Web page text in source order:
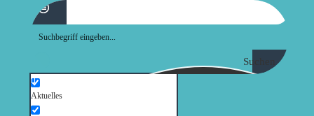
Suchen
Aktuelles